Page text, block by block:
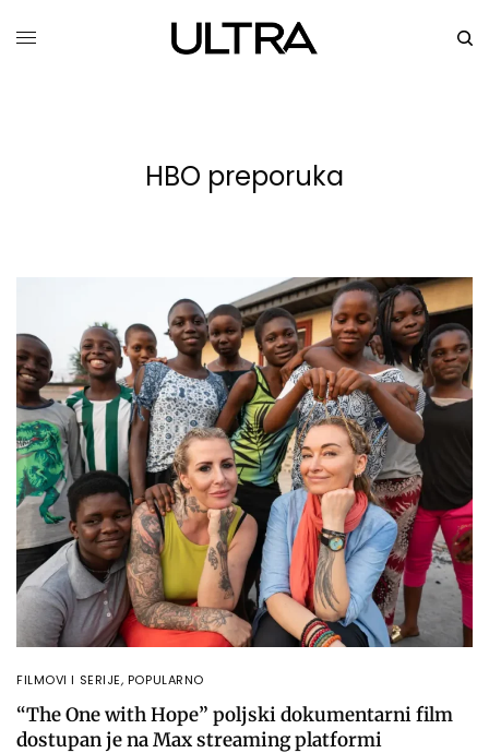
HBO preporuka
FILMOVI I SERIJE, POPULARNO
“The One with Hope” poljski dokumentarni film
dostupan je na Max streaming platformi